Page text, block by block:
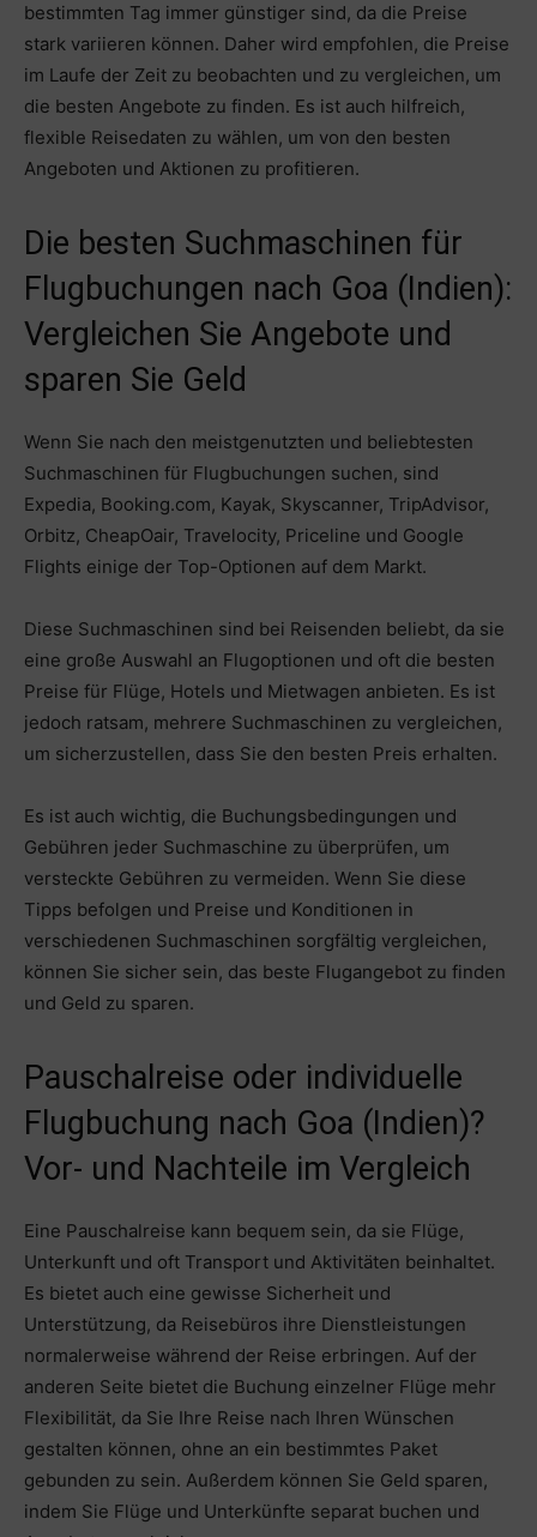
bestimmten Tag immer günstiger sind, da die Preise
stark variieren können. Daher wird empfohlen, die Preise
im Laufe der Zeit zu beobachten und zu vergleichen, um
die besten Angebote zu finden. Es ist auch hilfreich,
flexible Reisedaten zu wählen, um von den besten
Angeboten und Aktionen zu profitieren.
Die besten Suchmaschinen für
Flugbuchungen nach Goa (Indien):
Vergleichen Sie Angebote und
sparen Sie Geld
Wenn Sie nach den meistgenutzten und beliebtesten
Suchmaschinen für Flugbuchungen suchen, sind
Expedia, Booking.com, Kayak, Skyscanner, TripAdvisor,
Orbitz, CheapOair, Travelocity, Priceline und Google
Flights einige der Top-Optionen auf dem Markt.
Diese Suchmaschinen sind bei Reisenden beliebt, da sie
eine große Auswahl an Flugoptionen und oft die besten
Preise für Flüge, Hotels und Mietwagen anbieten. Es ist
jedoch ratsam, mehrere Suchmaschinen zu vergleichen,
um sicherzustellen, dass Sie den besten Preis erhalten.
Es ist auch wichtig, die Buchungsbedingungen und
Gebühren jeder Suchmaschine zu überprüfen, um
versteckte Gebühren zu vermeiden. Wenn Sie diese
Tipps befolgen und Preise und Konditionen in
verschiedenen Suchmaschinen sorgfältig vergleichen,
können Sie sicher sein, das beste Flugangebot zu finden
und Geld zu sparen.
Pauschalreise oder individuelle
Flugbuchung nach Goa (Indien)?
Vor- und Nachteile im Vergleich
Eine Pauschalreise kann bequem sein, da sie Flüge,
Unterkunft und oft Transport und Aktivitäten beinhaltet.
Es bietet auch eine gewisse Sicherheit und
Unterstützung, da Reisebüros ihre Dienstleistungen
normalerweise während der Reise erbringen. Auf der
anderen Seite bietet die Buchung einzelner Flüge mehr
Flexibilität, da Sie Ihre Reise nach Ihren Wünschen
gestalten können, ohne an ein bestimmtes Paket
gebunden zu sein. Außerdem können Sie Geld sparen,
indem Sie Flüge und Unterkünfte separat buchen und